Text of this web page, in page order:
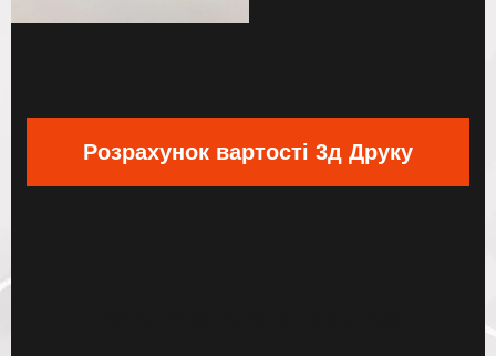
Розрахунок вартості 3д Друку